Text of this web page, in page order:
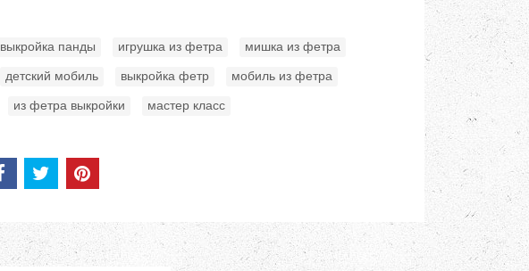
выкройка панды игрушка из фетра мишка из фетра
детский мобиль выкройка фетр мобиль из фетра
из фетра выкройки мастер класс